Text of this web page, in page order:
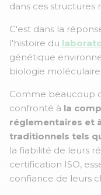
dans ces structures
C'est dans la
l'histoire du
génétique
biologie moléculaire.
Comme beaucoup
confronté à la
réglementaires et
traditionnels tels
la fiabilité de leurs
certification ISO,
confiance de leurs